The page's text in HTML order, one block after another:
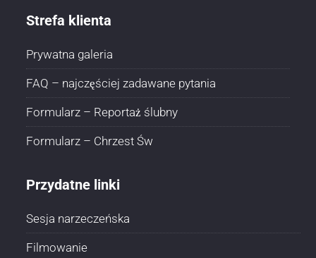
Strefa klienta
Prywatna galeria
FAQ – najczęściej zadawane pytania
Formularz – Reportaż ślubny
Formularz – Chrzest Św
Przydatne linki
Sesja narzeczeńska
Filmowanie